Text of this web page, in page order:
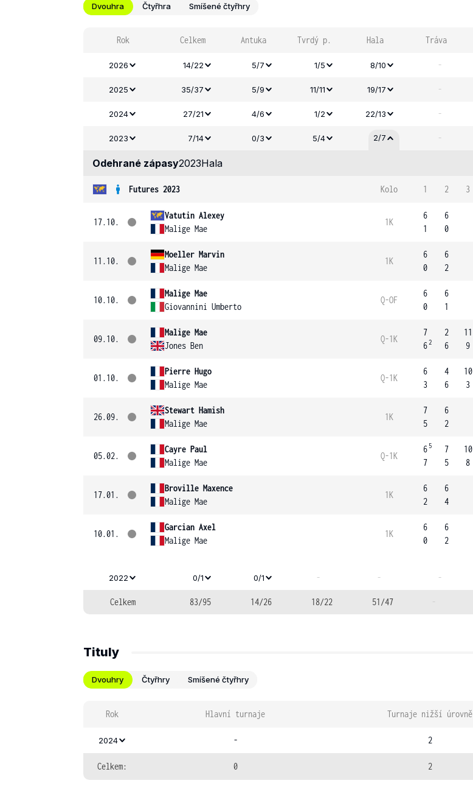
Dvouhra Čtyřhra Smíšené čtyřhry
Rok Celkem Antuka Tvrdý p. Hala Tráva
2026 14/22 5/7 1/5 8/10 -
2025 35/37 5/9 11/11 19/17 -
2024 27/21 4/6 1/2 22/13 -
2023 7/14 0/3 5/4 2/7 -
Odehrané zápasy2023Hala
Futures 2023 Kolo 1 2 3
17.10.
Vatutin Alexey
Malige Mae
1K
6
1
6
0
11.10.
Moeller Marvin
Malige Mae
1K
6
0
6
2
10.10.
Malige Mae
Giovannini Umberto
Q-OF
6
0
6
1
09.10.
Malige Mae
Jones Ben
Q-1K
7
62
2
6
11
9
01.10.
Pierre Hugo
Malige Mae
Q-1K
6
3
4
6
10
3
26.09.
Stewart Hamish
Malige Mae
1K
7
5
6
2
05.02.
Cayre Paul
Malige Mae
Q-1K
6 5
7
7
5
10
8
17.01.
Broville Maxence
Malige Mae
1K
6
2
6
4
10.01.
Garcian Axel
Malige Mae
1K
6
0
6
2
2022 0/1 0/1 - - -
Celkem 83/95 14/26 18/22 51/47 -
Tituly
Dvouhry Čtyřhry Smíšené čtyřhry
Rok Hlavní turnaje Turnaje nižší úrovně
2024 - 2
Celkem: 0 2